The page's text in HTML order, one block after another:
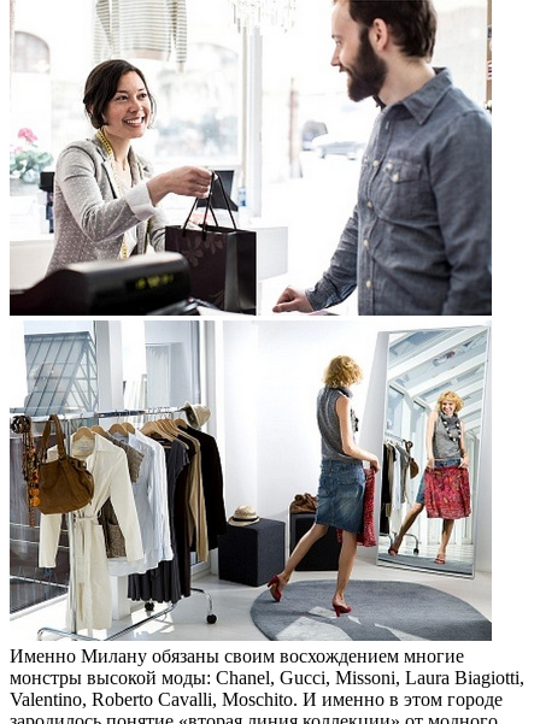
Именно Милану обязаны своим восхождением многие
монстры высокой моды: Chanel, Gucci, Missoni, Laura Biagiotti,
Valentino, Roberto Cavalli, Moschito. И именно в этом городе